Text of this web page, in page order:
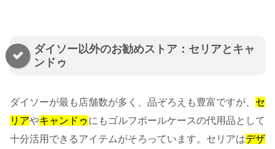
ダイソー以外のお勧めストア：セリアとキャ
ンドゥ
ダイソーが最も店舗数が多く、品ぞろえも豊富ですが、 セ
リアやキャンドゥ にもゴルフボールケースの代用品として
十分活用できるアイテムがそろっています。セリアはデザ